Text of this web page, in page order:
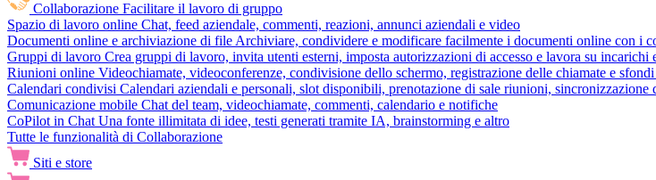
Collaborazione Facilitare il lavoro di gruppo
Spazio di lavoro online Chat, feed aziendale, commenti, reazioni, annunci aziendali e video
Documenti online e archiviazione di file Archiviare, condividere e modificare facilmente i documenti online con i
Gruppi di lavoro Crea gruppi di lavoro, invita utenti esterni, imposta autorizzazioni di accesso e lavora su incarichi
Riunioni online Videochiamate, videoconferenze, condivisione dello schermo, registrazione delle chiamate e
Calendari condivisi Calendari aziendali e personali, slot disponibili, prenotazione di sale riunioni, sincronizzazione
Comunicazione mobile Chat del team, videochiamate, commenti, calendario e notifiche
CoPilot in Chat Una fonte illimitata di idee, testi generati tramite IA, brainstorming e altro
Tutte le funzionalità di Collaborazione
Siti e store